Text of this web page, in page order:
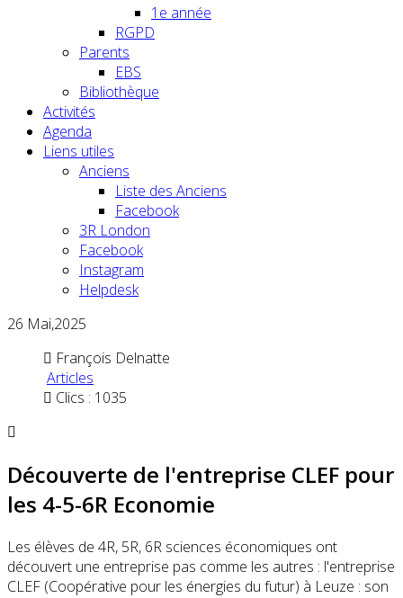
1e année
RGPD
Parents
EBS
Bibliothèque
Activités
Agenda
Liens utiles
Anciens
Liste des Anciens
Facebook
3R London
Facebook
Instagram
Helpdesk
26 Mai,2025
François Delnatte
Articles
Clics : 1035
Découverte de l'entreprise CLEF pour
les 4-5-6R Economie
Les élèves de 4R, 5R, 6R sciences économiques ont
découvert une entreprise pas comme les autres : l'entreprise
CLEF (Coopérative pour les énergies du futur) à Leuze : son